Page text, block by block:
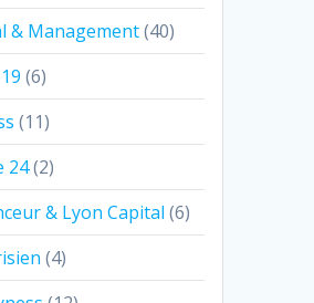
& Management(40)
(6)
(11)
24(2)
& Lyon Capital (6)
(4)